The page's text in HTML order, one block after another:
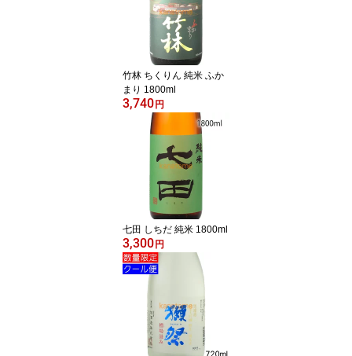
竹林 ちくりん 純米 ふか
まり 1800ml
3,740円
七田 しちだ 純米 1800ml
3,300円